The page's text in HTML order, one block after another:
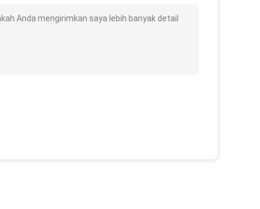
Anda mengirimkan saya lebih banyak detail